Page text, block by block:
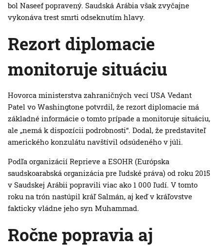
bol Naseef popravený. Saudská Arábia však zvyčajne
vykonáva trest smrti odseknutím hlavy.
Rezort diplomacie
monitoruje situáciu
Hovorca ministerstva zahraničných vecí USA Vedant
Patel vo Washingtone potvrdil, že rezort diplomacie má
základné informácie o tomto prípade a monitoruje situáciu,
ale „nemá k dispozícii podrobnosti“. Dodal, že predstaviteľ
amerického konzulátu navštívil odsúdeného v júli.
Podľa organizácií Reprieve a ESOHR (Európska
saudskoarabská organizácia pre ľudské práva) od roku 2015
v Saudskej Arábii popravili viac ako 1 000 ľudí. V tomto
roku na trón nastúpil kráľ Salmán, aj keď v kráľovstve
fakticky vládne jeho syn Muhammad.
Ročne popravia aj